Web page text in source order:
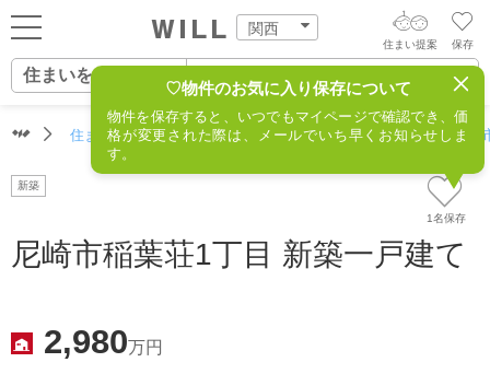
関西
ログイン
新規会員登録
住まいを売る
住まいをつくる
保存
住まい提案
住まいをさがす
住まいをさがす
自宅の相場をみる
住まい事例をさが
営業所をさがす
AIウィルくんの提案
AI住まい提案を受ける
不動産エージェントの提案
住まいをさがす（関西） 住所からさがす 不動産(尼崎
♡物件のお気に入り保存について
物件を保存すると、いつでもマイページで確認でき、価
格が変更された際は、メールでいち早くお知らせしま
す。
1名保存
新築
尼崎市稲葉荘1丁目 新築一戸建て
2,980万円